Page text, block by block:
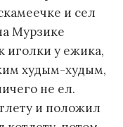
и сел
Мурзике
иголки у ежика,
худым-худым,
не ел.
и положил